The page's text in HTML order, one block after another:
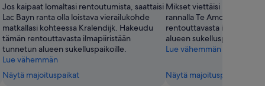
Jos kaipaat lomaltasi rentoutumista, saattaisi
Lac Bayn ranta olla loistava vierailukohde
matkallasi kohteessa Kralendijk. Hakeudu
tämän rentouttavasta ilmapiiristään
tunnetun alueen sukelluspaikoille.
Lue vähemmän
Näytä majoituspaikat
Mikset viettäisi laiskaa
rannalla Te Amo -ranta?
rentouttavasta
alueen sukelluspaikoille.
Lue vähemmän
Näytä majoituspaikat